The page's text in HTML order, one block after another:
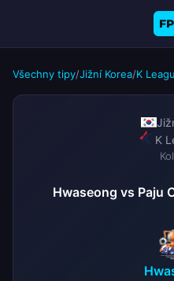
FP
Všechny tipy/Jižní Korea/K
K
Hwaseong vs Paju